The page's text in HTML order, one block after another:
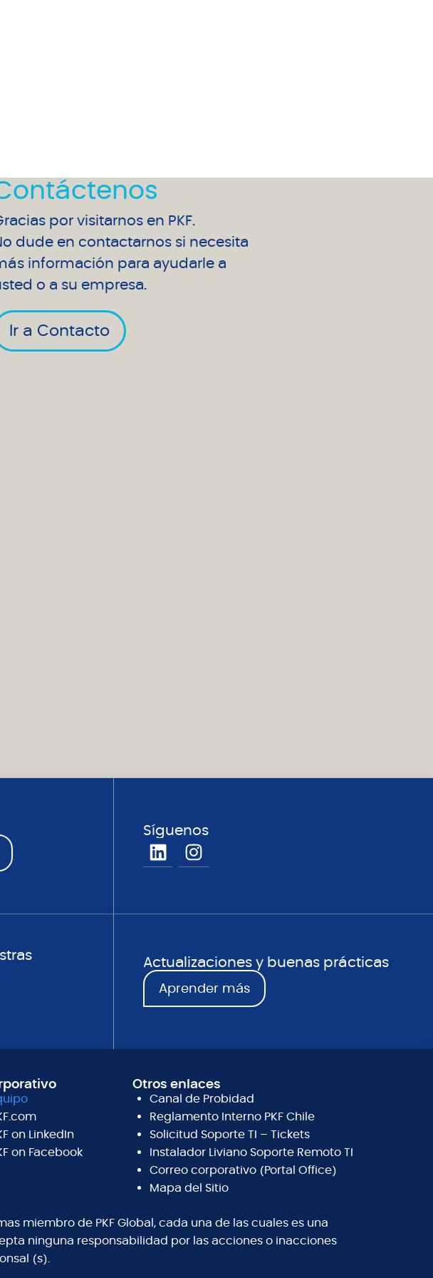
por visitarnos en PKF.
dude en contactarnos si necesita
información para ayudarle a
o a su empresa.
Ir a Contacto
Síguenos
Actualizaciones y buenas prácticas
Aprender más
on LinkedIn
on Facebook
Otros enlaces
Canal de Probidad
Reglamento Interno PKF Chile
Solicitud Soporte TI – Tickets
Instalador Liviano Soporte Remoto TI
Correo corporativo (Portal Office)
Mapa del Sitio
miembro de PKF Global, cada una de las cuales es una
ninguna responsabilidad por las acciones o inacciones
(s).